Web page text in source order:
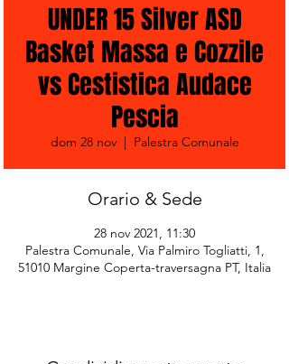
UNDER 15 Silver ASD
Basket Massa e Cozzile
vs Cestistica Audace
Pescia
dom 28 nov
  |
Palestra Comunale
Orario & Sede
28 nov 2021, 11:30
Palestra Comunale, Via Palmiro Togliatti, 1,
51010 Margine Coperta-traversagna PT, Italia